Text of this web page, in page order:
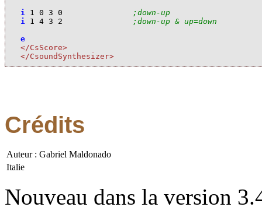
i
1 0 3 0
;down-up
i
1 4 3 2
;down-up & up=down
e
</CsScore>
</CsoundSynthesizer>
Crédits
Auteur : Gabriel Maldonado
Italie
Nouveau dans la version